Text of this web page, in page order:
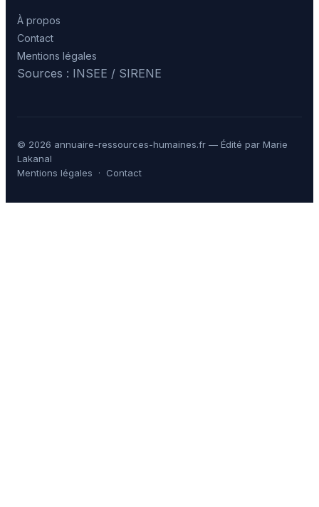
À propos
Contact
Mentions légales
Sources : INSEE / SIRENE
© 2026 annuaire-ressources-humaines.fr — Édité par Marie
Lakanal
Mentions légales · Contact